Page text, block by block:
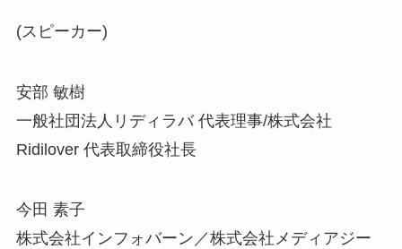
(スピーカー)
安部 敏樹
一般社団法人リディラバ 代表理事/株式会社
Ridilover 代表取締役社長
今田 素子
株式会社インフォバーン／株式会社メディアジー